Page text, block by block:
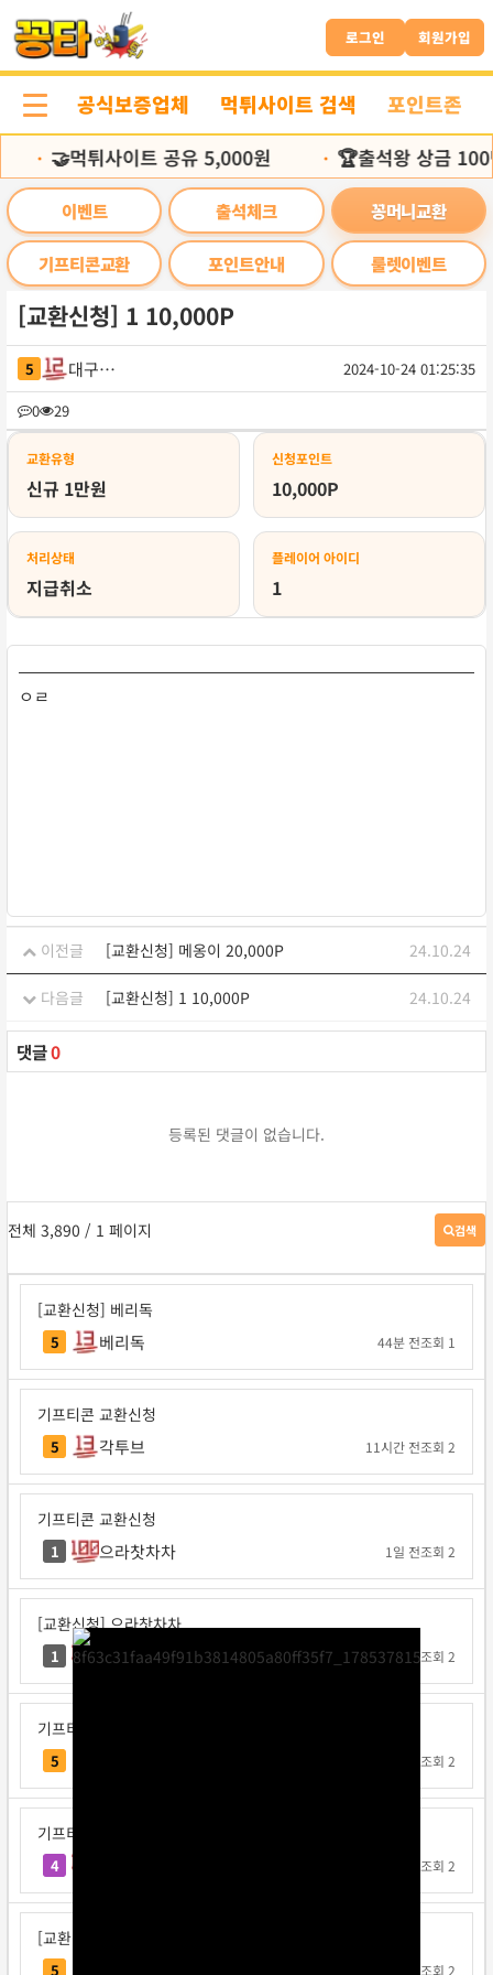
문
로
로그인 회원가입
공식보증업체 먹튀사이트 검색 포인트존
🤝먹튀사이트 공유 5,000원 🏆출석왕 상금 100
이벤트 출석체크 꽁머니교환
기프티콘교환 포인트안내 룰렛이벤트
[교환신청] 1 10,000P
5 대구막창
2024-10-24 01:25:35
0
29
록
교환유형
신규 1만원
신청포인트
10,000P
처리상태
지급취소
플레이어 아이디
1
ㅇㄹ
이전글 [교환신청] 메옹이 20,000P 24.10.24
다음글 [교환신청] 1 10,000P 24.10.24
댓글0
등록된 댓글이 없습니다.
전체 3,890 / 1 페이지 검색
게
판
검
[교환신청] 베리독
5 베리독 44분 전조회 1
기프티콘 교환신청
5 각투브 11시간 전조회 2
기프티콘 교환신청
1 으라찻차차 1일 전조회 2
[교환신청] 으라찻차차
1 으라찻차차 1일 전조회 2
기프티콘 교환신청
5 조회 2
기프티콘 교환신청
4 조회 2
[교환신청] 다또속
5 조회 2